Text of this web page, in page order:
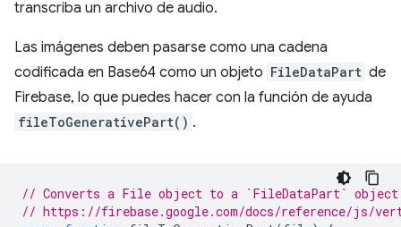
transcriba un archivo de audio.
Las imágenes deben pasarse como una cadena
codificada en Base64 como un objeto FileDataPart de
Firebase, lo que puedes hacer con la función de ayuda
fileToGenerativePart() .
// Converts a File object to a `FileDataPart`
// https://firebase.google.com/docs/reference/js/